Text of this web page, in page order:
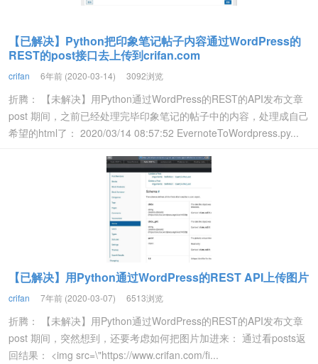
【已解决】Python把印象笔记帖子内容通过WordPress的
REST的post接口去上传到crifan.com
crifan 6年前 (2020-03-14) 3092浏览
折腾： 【未解决】用Python通过WordPress的REST的API发布文章
post 期间，之前已经处理完毕印象笔记的帖子中的内容，处理成自己
希望的html了： 2020/03/14 08:57:52 EvernoteToWordpress.py...
【已解决】用Python通过WordPress的REST API上传图片
crifan 7年前 (2020-03-07) 6513浏览
折腾： 【未解决】用Python通过WordPress的REST的API发布文章
post 期间，突然想到，还要考虑如何把图片加进来： 通过看posts返
回结果： <img src=\"https://www.crifan.com/fi...